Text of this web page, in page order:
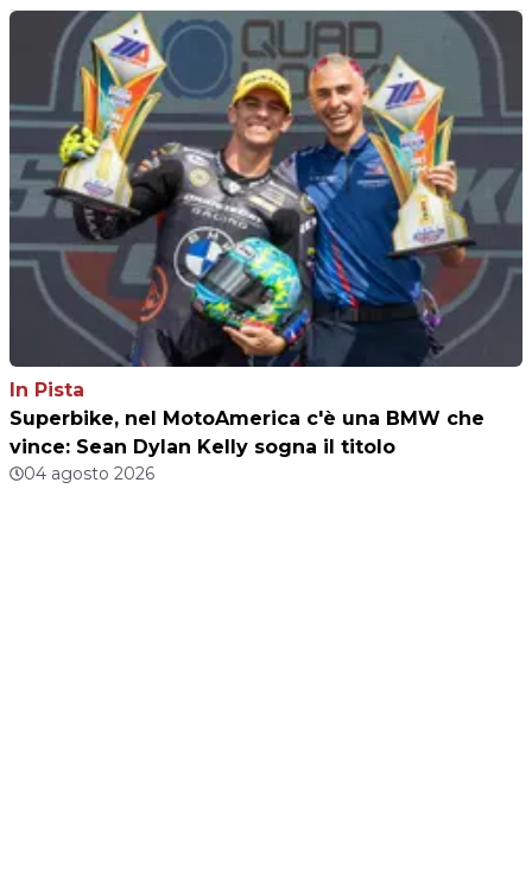
In Pista
Superbike, nel MotoAmerica c'è una BMW che
vince: Sean Dylan Kelly sogna il titolo
04 agosto 2026